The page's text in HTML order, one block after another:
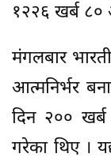
१२२६ खर्ब ८०
मंगलबार
आत्मनिर्भर
दिन २००
गरेका थिए ।